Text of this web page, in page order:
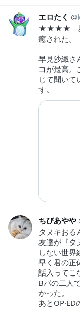
エロたく
★★★★
癒された。
早見沙織さ
コが最高。
じて聞いて
す。
ちびあやや
タヌキおる
友達が『タ
しない世界
早く君の正
話入ってこ
Bパの二人
かった。
あと